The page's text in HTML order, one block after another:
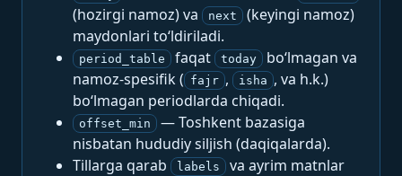
(hozirgi namoz) va next
(keyingi namoz)
maydonlari to‘ldiriladi.
period_table faqat today
bo‘lmagan va
namoz-spesifik ( fajr , isha , va h.k.)
bo‘lmagan periodlarda chiqadi.
offset_min
— Toshkent bazasiga
nisbatan hududiy siljish (daqiqalarda).
Tillarga qarab
labels
va ayrim matnlar